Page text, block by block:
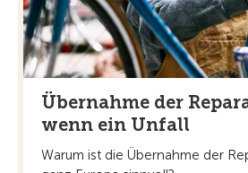
Übernahme der
wenn ein Unfall
Warum ist die Übernahme der